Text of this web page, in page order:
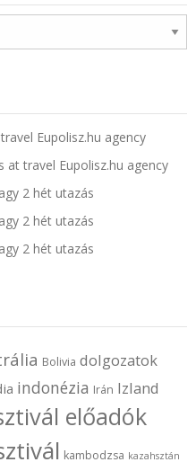
Eupolisz.hu agency
at travel Eupolisz.hu agency
2 hét utazás
2 hét utazás
2 hét utazás
Bolivia dolgozatok
indonézia Irán Izland
előadók
kambodzsa kazahsztán